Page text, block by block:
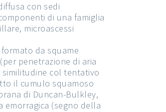
con sedi
di una famiglia
microascessi
da squame
penetrazione di aria
similitudine col tentativo
il cumulo squamoso
di Duncan-Bulkley,
(segno della